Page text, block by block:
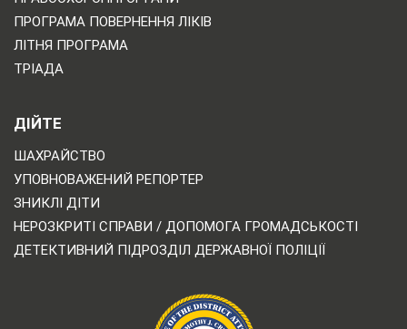
ПРОГРАМА ПОВЕРНЕННЯ ЛІКІВ
ЛІТНЯ ПРОГРАМА
ТРІАДА
ДІЙТЕ
ШАХРАЙСТВО
УПОВНОВАЖЕНИЙ РЕПОРТЕР
ЗНИКЛІ ДІТИ
НЕРОЗКРИТІ СПРАВИ / ДОПОМОГА ГРОМАДСЬКОСТІ
ДЕТЕКТИВНИЙ ПІДРОЗДІЛ ДЕРЖАВНОЇ ПОЛІЦІЇ